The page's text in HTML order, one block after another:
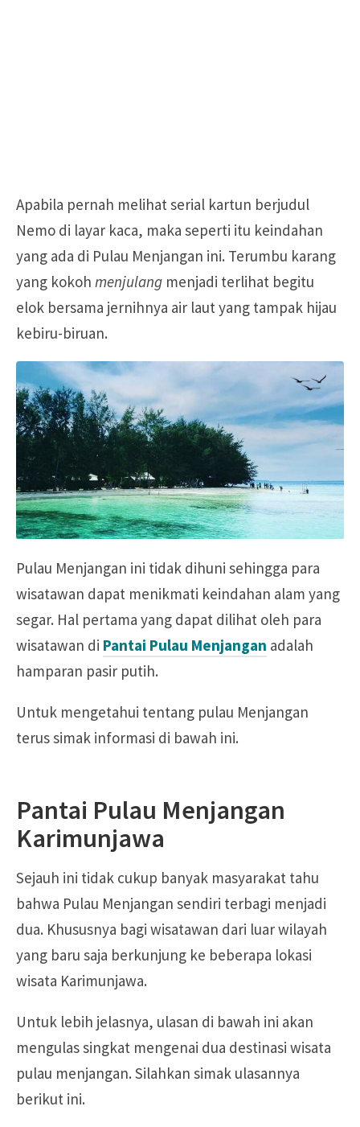
Apabila pernah melihat serial kartun berjudul
Nemo di layar kaca, maka seperti itu keindahan
yang ada di Pulau Menjangan ini. Terumbu karang
yang kokoh menjulang menjadi terlihat begitu
elok bersama jernihnya air laut yang tampak hijau
kebiru-biruan.
Pulau Menjangan ini tidak dihuni sehingga para
wisatawan dapat menikmati keindahan alam yang
segar. Hal pertama yang dapat dilihat oleh para
wisatawan di Pantai Pulau Menjangan adalah
hamparan pasir putih.
Untuk mengetahui tentang pulau Menjangan
terus simak informasi di bawah ini.
Pantai Pulau Menjangan
Karimunjawa
Sejauh ini tidak cukup banyak masyarakat tahu
bahwa Pulau Menjangan sendiri terbagi menjadi
dua. Khususnya bagi wisatawan dari luar wilayah
yang baru saja berkunjung ke beberapa lokasi
wisata Karimunjawa.
Untuk lebih jelasnya, ulasan di bawah ini akan
mengulas singkat mengenai dua destinasi wisata
pulau menjangan. Silahkan simak ulasannya
berikut ini.